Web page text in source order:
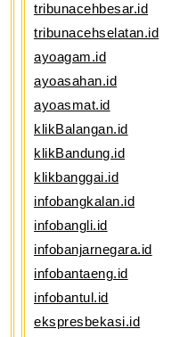
tribunacehbesar.id
tribunacehselatan.id
ayoagam.id
ayoasahan.id
ayoasmat.id
klikBalangan.id
klikBandung.id
klikbanggai.id
infobangkalan.id
infobangli.id
infobanjarnegara.id
infobantaeng.id
infobantul.id
ekspresbekasi.id